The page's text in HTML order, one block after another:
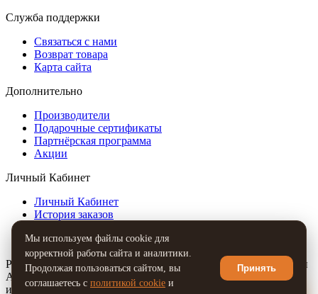
Служба поддержки
Связаться с нами
Возврат товара
Карта сайта
Дополнительно
Производители
Подарочные сертификаты
Партнёрская программа
Акции
Личный Кабинет
Личный Кабинет
История заказов
Рассылка
Разработка сайтов, мобильных приложений, Telegram-ботов и
AI-решений под ключ. Также продвижение
или товаров в социальных сетях: Вконтакте, Инстаграм,
Мы используем файлы cookie для
корректной работы сайта и аналитики.
Продолжая пользоваться сайтом, вы
соглашаетесь с политикой cookie и
Принять